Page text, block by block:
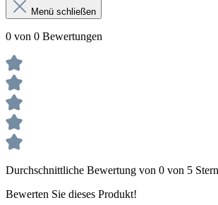
Menü schließen
0 von 0 Bewertungen
Durchschnittliche Bewertung von 0 von 5
Bewerten Sie dieses Produkt!